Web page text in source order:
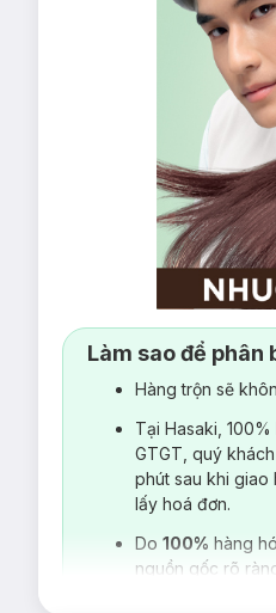
Hiện sản phẩm Kem
Màu 3 Darkest
Màu 5.32 Brown
Màu 7.3 Golden
Làm sao để
Hàng trộn sẽ
Tại Hasaki,
GTGT, quý
phút sau khi giao
lấy hoá đơn.
Do 100% hàng
nguồn gốc rõ